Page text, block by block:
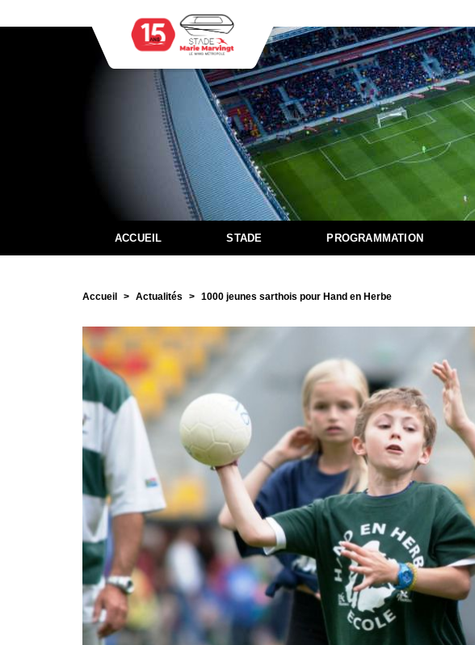
ACCUEIL STADE PROGRAMMATION
Accueil Actualités 1000 jeunes sarthois pour Hand en Herbe